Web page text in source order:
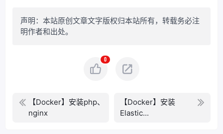
声明：本站原创文章文字版权归本站所有，转载务必注
明作者和出处。
0
【Docker】安装php、
nginx
【Docker】安装
Elastic...